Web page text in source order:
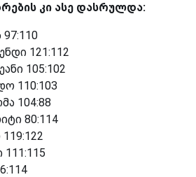
კი ასე დასრულდა:
121:112
105:102
110:103
104:88
80:114